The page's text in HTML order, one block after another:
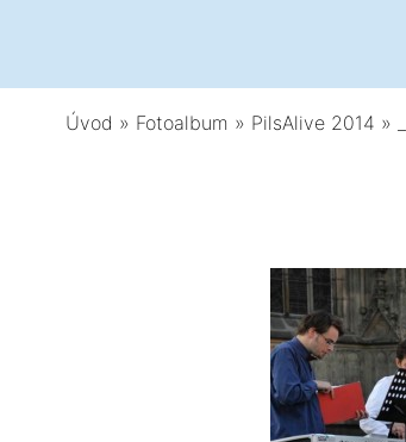
Úvod » Fotoalbum » PilsAlive 2014 »